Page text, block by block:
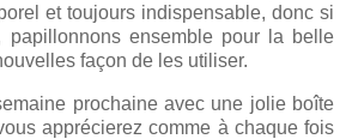
et toujours indispensable, donc si
ensemble pour la belle
façon de les utiliser.
prochaine avec une jolie boîte
apprécierez comme à chaque fois